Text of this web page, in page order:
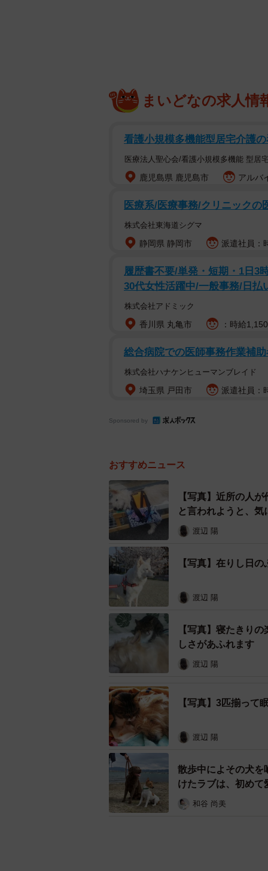
楽ちゃん（17歳・メス）は、15年
人間ではなくても、姿かたちは犬で
なくなって、ペットロスという言葉
じていた。
「ネガティブなことばかり次から次
だと思いますが、その悲しみは到底
なりませんでした」
そんなある日、ふーちゃんが夢に
てきてくれるの？」と。
「ペットの生まれ変わりを信じる人
ゃんは帰ってくる。そして、今度
おかあさんのところに送る子
まいどなの求人情
看護小規模多機能型居宅介護
医療法人聖心会/看護小規模多機能 型居
鹿児島県 鹿児島市 アルバ
医療系/医療事務/クリニックの
株式会社東海道シグマ
静岡県 静岡市 派遣社員：
履歴書不要/単発・短期・1日3
30代女性活躍中/一般事務/日払
株式会社アドミック
香川県 丸亀市 ：時給
総合病院での医師事務作業補
株式会社ハナケンヒューマンブレイド
埼玉県 戸田市 派遣社員：
Sponsored by
おすすめニュース
【写真】近所の人
と言われようと、気
渡辺 陽
【写真】在りし日
渡辺 陽
【写真】寝たきり
しさがあふれます
渡辺 陽
【写真】3匹揃って
渡辺 陽
散歩中によその犬
けたラブは、初めて
和谷 尚美